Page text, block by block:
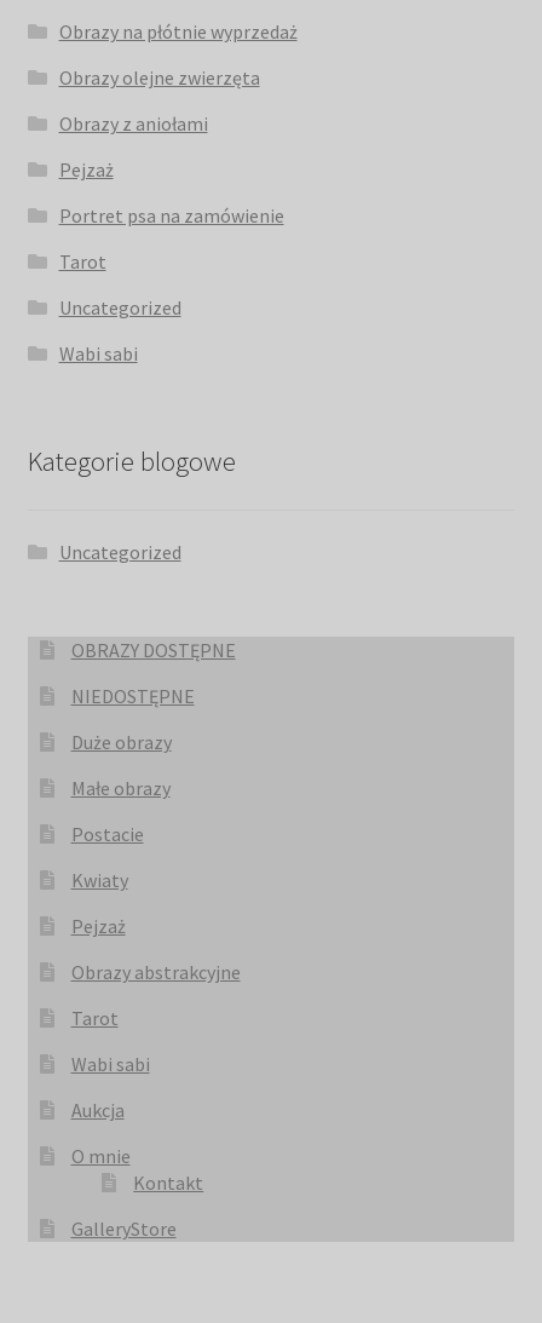
Obrazy na płótnie wyprzedaż
Obrazy olejne zwierzęta
Obrazy z aniołami
Pejzaż
Portret psa na zamówienie
Tarot
Uncategorized
Wabi sabi
Kategorie blogowe
Uncategorized
OBRAZY DOSTĘPNE
NIEDOSTĘPNE
Duże obrazy
Małe obrazy
Postacie
Kwiaty
Pejzaż
Obrazy abstrakcyjne
Tarot
Wabi sabi
Aukcja
O mnie
Kontakt
GalleryStore